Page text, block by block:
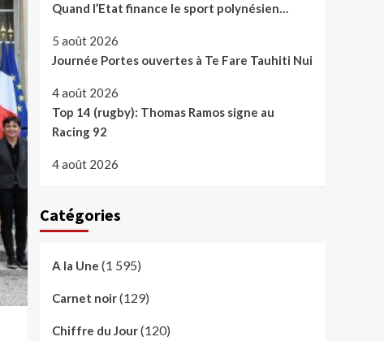
Quand l’Etat finance le sport polynésien…
5 août 2026
Journée Portes ouvertes à Te Fare Tauhiti Nui
4 août 2026
Top 14 (rugby): Thomas Ramos signe au
Racing 92
4 août 2026
Catégories
A la Une (1 595)
Carnet noir(129)
Chiffre du Jour(120)